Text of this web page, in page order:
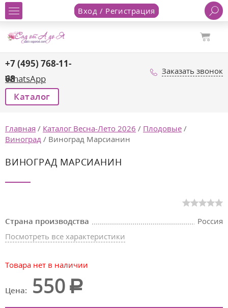
Вход / Регистрация
+7 (495) 768-11-
68
WhatsApp
Заказать звонок
Каталог
Главная / Каталог Весна-Лето 2026 / Плодовые /
Виноград / Виноград Марсианин
ВИНОГРАД МАРСИАНИН
Страна производства
Россия
Посмотреть все характеристики
Товара нет в наличии
Цена: 550